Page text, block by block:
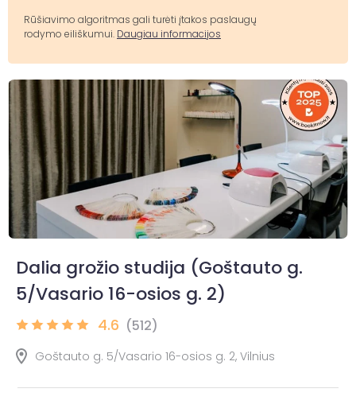
Rūšiavimo algoritmas gali turėti įtakos paslaugų
rodymo eiliškumui. Daugiau informacijos
Dalia grožio studija (Goštauto g.
5/Vasario 16-osios g. 2)
4.6 (512)
Goštauto g. 5/Vasario 16-osios g. 2, Vilnius